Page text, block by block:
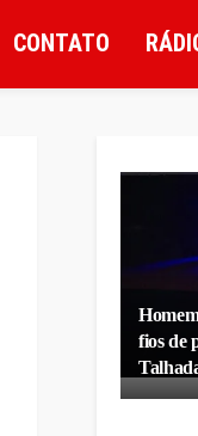
CONTATO
fios de